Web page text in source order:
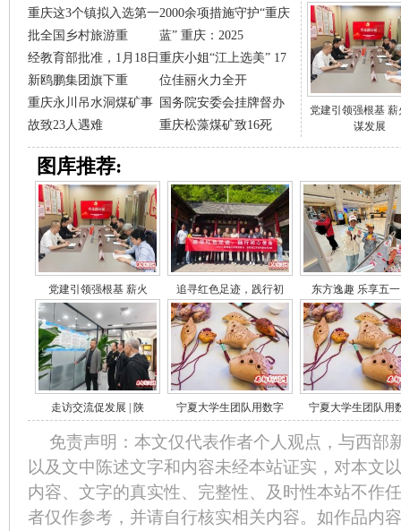
重庆这3个镇拟入选第一
批全国乡村旅游重
2000余项措施守护“重庆
蓝” 重庆：2025
经教育部批准，1月18日
新鸥鹏集团旗下重
重庆小姐“江上选美” 17
位佳丽火力全开
重庆永川吊水洞煤矿事
故致23人遇难
国务院安委会挂牌督办
重庆松藻煤矿致16死
党建引领强根基 薪
谋发展
图库推荐:
党建引领强根基 薪火 追寻红色足迹，践行初 东方逸趣 乐享五
走访交流促发展 | 陕 宁夏大学生团队用数字 宁夏大学生团队用
免责声明：本文仅代表作者个人观点，与西部
以及文中陈述文字和内容未经本站证实，对本文
内容、文字的真实性、完整性、及时性本站不作
者仅作参考，并请自行核实相关内容。如作品内